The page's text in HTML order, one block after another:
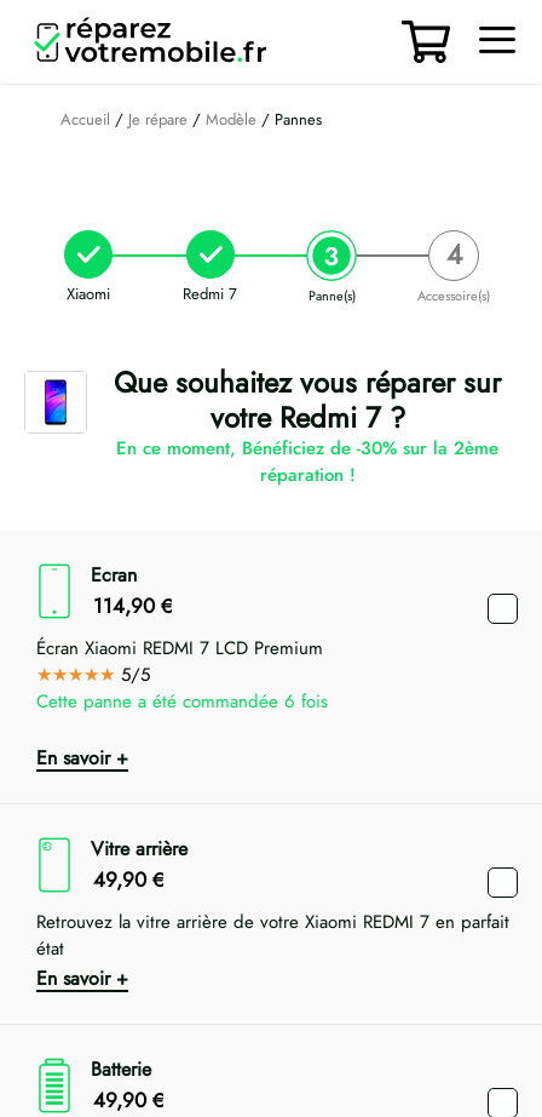
contenu
Accueil / Je répare / Modèle / Pannes
Xiaomi Redmi 7 Panne(s) Accessoire(s)
Que souhaitez vous réparer sur
votre Redmi 7 ?
En ce moment, Bénéficiez de -30% sur la 2ème
réparation !
Ecran
114,90 €
Écran Xiaomi REDMI 7 LCD Premium
★★★★★ 5/5
Cette panne a été commandée 6 fois
En savoir +
Vitre arrière
49,90 €
Retrouvez la vitre arrière de votre Xiaomi REDMI 7 en parfait
état
En savoir +
Batterie
49,90 €